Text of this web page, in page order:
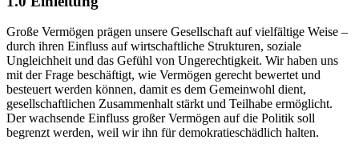
Große Vermögen prägen unsere Gesellschaft auf vielfältige Weise –
durch ihren Einfluss auf wirtschaftliche Strukturen, soziale
Ungleichheit und das Gefühl von Ungerechtigkeit. Wir haben uns
mit der Frage beschäftigt, wie Vermögen gerecht bewertet und
besteuert werden können, damit es dem Gemeinwohl dient,
gesellschaftlichen Zusammenhalt stärkt und Teilhabe ermöglicht.
Der wachsende Einfluss großer Vermögen auf die Politik soll
begrenzt werden, weil wir ihn für demokratieschädlich halten.